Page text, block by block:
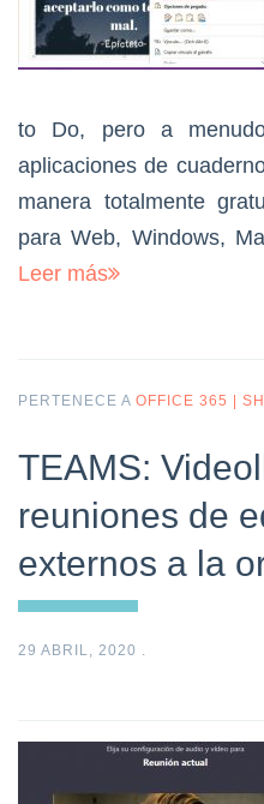
to Do, pero a
aplicaciones de
manera totalmente
para Web, Windows,
Leer más
PERTENECE A OFFICE 365 |
TEAMS:
reuniones de
externos a la
29 ABRIL, 2020 .